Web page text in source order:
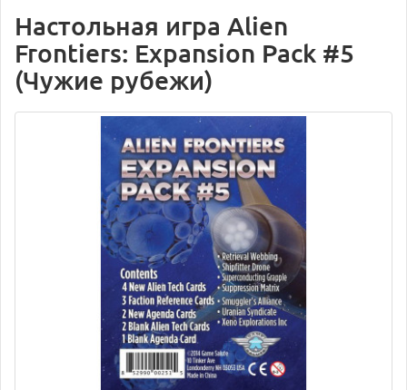
Настольная игра Alien
Frontiers: Expansion Pack #5
(Чужие рубежи)